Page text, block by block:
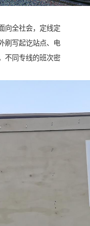
向全社会，定线定
刷写起讫站点、电
不同专线的班次密